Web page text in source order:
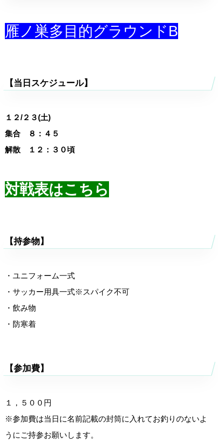
雁ノ巣多目的グラウンドB
【当日スケジュール】
１２/２３(土)
集合 ８：４５
解散 １２：３０頃
対戦表はこちら
【持参物】
・ユニフォーム一式
・サッカー用具一式※スパイク不可
・飲み物
・防寒着
【参加費】
１，５００円
※参加費は当日に名前記載の封筒に入れてお釣りのないよ
うにご持参お願いします。